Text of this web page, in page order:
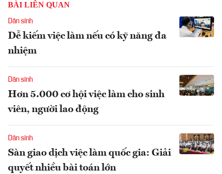
BÀI LIÊN QUAN
Dân sinh
Dễ kiếm việc làm nếu có kỹ năng đa
nhiệm
Dân sinh
Hơn 5.000 cơ hội việc làm cho sinh
viên, người lao động
Dân sinh
Sàn giao dịch việc làm quốc gia: Giải
quyết nhiều bài toán lớn